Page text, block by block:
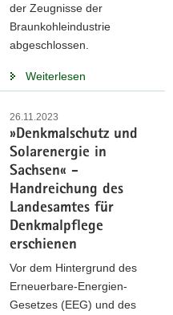
der Zeugnisse der
Braunkohleindustrie
abgeschlossen.
Weiterlesen
26.11.2023
»Denkmalschutz und
Solarenergie in
Sachsen« -
Handreichung des
Landesamtes für
Denkmalpflege
erschienen
Vor dem Hintergrund des
Erneuerbare-Energien-
Gesetzes (EEG) und des